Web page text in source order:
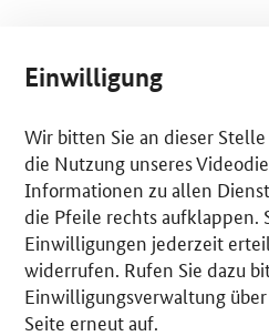
Einwilligung
Wir bitten Sie an dieser
die Nutzung unseres
Informationen zu allen
die Pfeile rechts aufklappen.
Einwilligungen jederzeit
widerrufen. Rufen Sie dazu
Einwilligungsverwaltung
Seite erneut auf.